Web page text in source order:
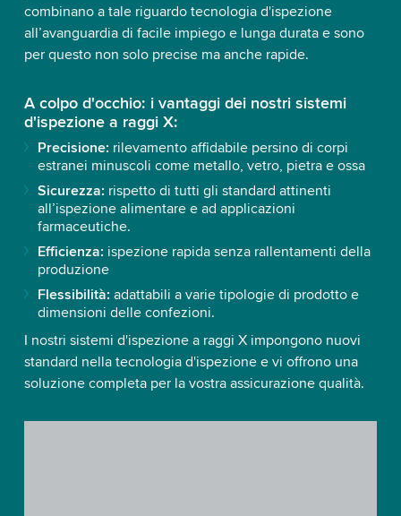
combinano a tale riguardo tecnologia d'ispezione
all’avanguardia di facile impiego e lunga durata e sono
per questo non solo precise ma anche rapide.
A colpo d'occhio: i vantaggi dei nostri sistemi
d'ispezione a raggi X:
Precisione: rilevamento affidabile persino di corpi
estranei minuscoli come metallo, vetro, pietra e ossa
Sicurezza: rispetto di tutti gli standard attinenti
all’ispezione alimentare e ad applicazioni
farmaceutiche.
Efficienza: ispezione rapida senza rallentamenti della
produzione
Flessibilità: adattabili a varie tipologie di prodotto e
dimensioni delle confezioni.
I nostri sistemi d'ispezione a raggi X impongono nuovi
standard nella tecnologia d'ispezione e vi offrono una
soluzione completa per la vostra assicurazione qualità.